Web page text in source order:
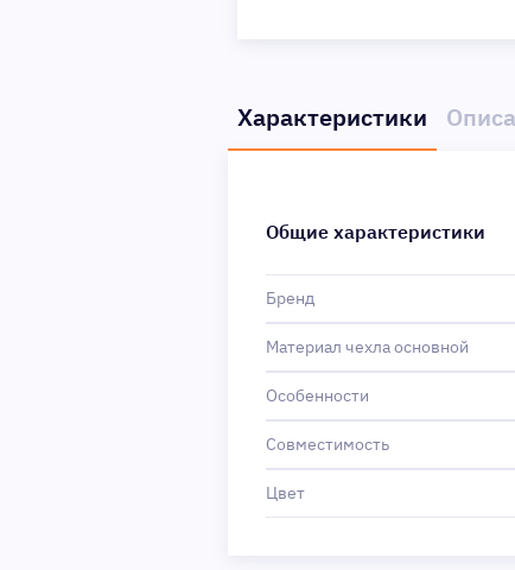
Характеристики
Общие характеристики
Бренд
Материал чехла основной
Особенности
Совместимость
Цвет